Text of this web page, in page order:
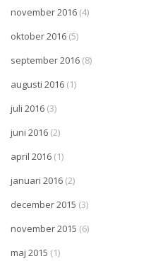
november 2016 (4)
oktober 2016 (5)
september 2016 (8)
augusti 2016 (1)
juli 2016 (3)
juni 2016 (2)
april 2016 (1)
januari 2016 (2)
december 2015 (3)
november 2015 (6)
maj 2015 (1)